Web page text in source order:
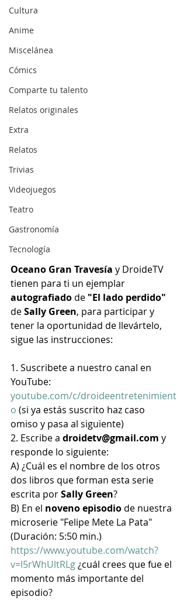
Cultura
Anime
Miscelánea
Cómics
Comparte tu talento
Relatos originales
Extra
Relatos
Trivias
Videojuegos
Teatro
Gastronomía
Tecnología
Oceano Gran Travesía y DroideTV
tienen para ti un ejemplar
autografiado de "El lado perdido"
de Sally Green, para participar y
tener la oportunidad de llevártelo,
sigue las instrucciones:
1. Suscribete a nuestro canal en
YouTube:
youtube.com/c/droideentretenimient
o (si ya estás suscrito haz caso
omiso y pasa al siguiente)
2. Escribe a droidetv@gmail.com y
responde lo siguiente:
A) ¿Cuál es el nombre de los otros
dos libros que forman esta serie
escrita por Sally Green?
B) En el noveno episodio de nuestra
microserie "Felipe Mete La Pata"
(Duración: 5:50 min.)
https://www.youtube.com/watch?
v=l5rWhUltRLg ¿cuál crees que fue el
momento más importante del
episodio?